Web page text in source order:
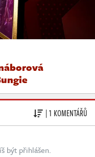
| 1 KOMENTÁŘŮ
být přihlášen.